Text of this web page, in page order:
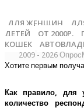
ДЛЯ ЖЕНЩИН
ДЕТЕЙ
ОТ 2000Р.
КОШЕК
2009 - 2026
Хотите первым
Как правило, для
количество